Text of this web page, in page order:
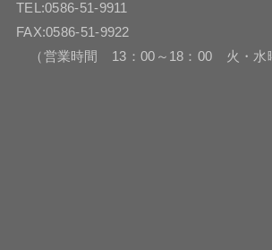
TEL:0586-51-9911
FAX:0586-51-9922
（営業時間 13：00～18：00 火・水